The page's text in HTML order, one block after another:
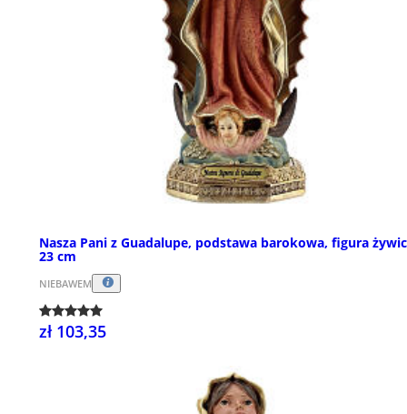
Nasza Pani z Guadalupe, podstawa barokowa, figura
23 cm
NIEBAWEM
zł 103,35